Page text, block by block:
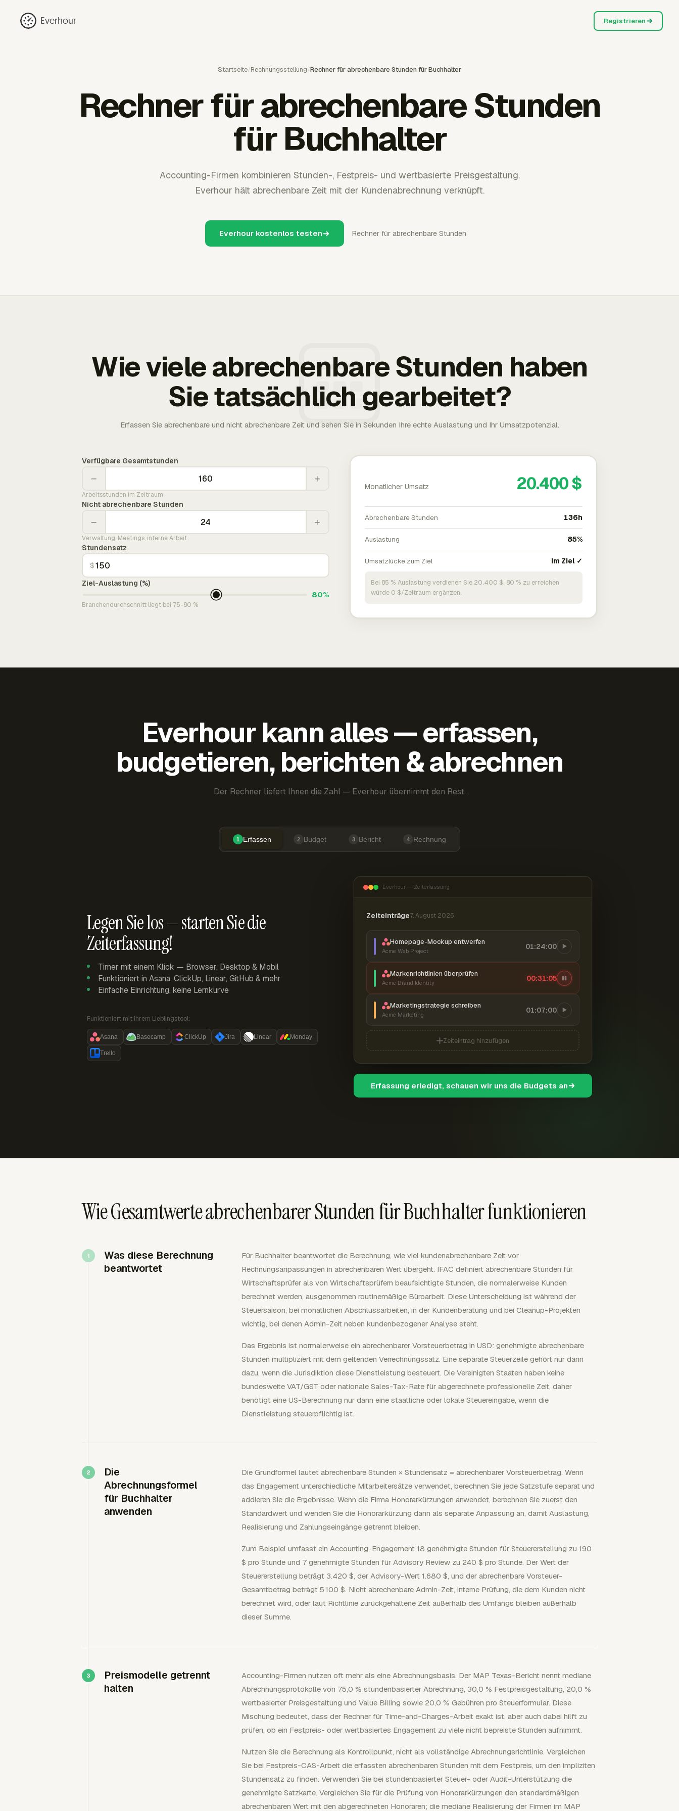
Everhour Registrieren
Startseite/Rechnungsstellung/Rechner für abrechenbare Stunden für Buchhalter
Rechner für abrechenbare Stunden
für Buchhalter
Accounting-Firmen kombinieren Stunden-, Festpreis- und wertbasierte Preisgestaltung.
Everhour hält abrechenbare Zeit mit der Kundenabrechnung verknüpft.
Everhour kostenlos testen Rechner für abrechenbare Stunden
Wie viele abrechenbare Stunden haben
Sie tatsächlich gearbeitet?
Erfassen Sie abrechenbare und nicht abrechenbare Zeit und sehen Sie in Sekunden Ihre echte Auslastung und Ihr Umsatzpotenzial.
Verfügbare Gesamtstunden
− +
Arbeitsstunden im Zeitraum
Nicht abrechenbare Stunden
− +
Verwaltung, Meetings, interne Arbeit
Stundensatz
$
Ziel-Auslastung (%)
80%
Branchendurchschnitt liegt bei 75-80 %
Monatlicher Umsatz 20.400 $
Abrechenbare Stunden 136h
Auslastung 85%
Umsatzlücke zum Ziel Im Ziel ✓
Bei 85 % Auslastung verdienen Sie 20.400 $. 80 % zu erreichen
würde 0 $/Zeitraum ergänzen.
Everhour kann alles — erfassen,
budgetieren, berichten & abrechnen
Der Rechner liefert Ihnen die Zahl — Everhour übernimmt den Rest.
1 Erfassen 2 Budget 3 Bericht 4 Rechnung
Legen Sie los — starten Sie die
Zeiterfassung!
Timer mit einem Klick — Browser, Desktop & Mobil
Funktioniert in Asana, ClickUp, Linear, GitHub & mehr
Einfache Einrichtung, keine Lernkurve
Funktioniert mit Ihrem Lieblingstool:
Asana Basecamp ClickUp Jira Linear Monday
Trello
Everhour — Zeiterfassung
Zeiteinträge7. August 2026
Homepage-Mockup entwerfen
Acme Web Project
01:24:00
Markenrichtlinien überprüfen
Acme Brand Identity
00:31:06
Marketingstrategie schreiben
Acme Marketing
01:07:00
Zeiteintrag hinzufügen
Erfassung erledigt, schauen wir uns die Budgets an
Wie Gesamtwerte abrechenbarer Stunden für Buchhalter funktionieren
Was diese Berechnung
beantwortet
Für Buchhalter beantwortet die Berechnung, wie viel kundenabrechenbare Zeit vor
Rechnungsanpassungen in abrechenbaren Wert übergeht. IFAC definiert abrechenbare Stunden für
Wirtschaftsprüfer als von Wirtschaftsprüfern beaufsichtigte Stunden, die normalerweise Kunden
berechnet werden, ausgenommen routinemäßige Büroarbeit. Diese Unterscheidung ist während der
Steuersaison, bei monatlichen Abschlussarbeiten, in der Kundenberatung und bei Cleanup-Projekten
wichtig, bei denen Admin-Zeit neben kundenbezogener Analyse steht.
Das Ergebnis ist normalerweise ein abrechenbarer Vorsteuerbetrag in USD: genehmigte abrechenbare
Stunden multipliziert mit dem geltenden Verrechnungssatz. Eine separate Steuerzeile gehört nur dann
dazu, wenn die Jurisdiktion diese Dienstleistung besteuert. Die Vereinigten Staaten haben keine
bundesweite VAT/GST oder nationale Sales-Tax-Rate für abgerechnete professionelle Zeit, daher
benötigt eine US-Berechnung nur dann eine staatliche oder lokale Steuereingabe, wenn die
Dienstleistung steuerpflichtig ist.
Die
Abrechnungsformel
für Buchhalter
anwenden
Die Grundformel lautet abrechenbare Stunden × Stundensatz = abrechenbarer Vorsteuerbetrag. Wenn
das Engagement unterschiedliche Mitarbeitersätze verwendet, berechnen Sie jede Satzstufe separat und
addieren Sie die Ergebnisse. Wenn die Firma Honorarkürzungen anwendet, berechnen Sie zuerst den
Standardwert und wenden Sie die Honorarkürzung dann als separate Anpassung an, damit Auslastung,
Realisierung und Zahlungseingänge getrennt bleiben.
Zum Beispiel umfasst ein Accounting-Engagement 18 genehmigte Stunden für Steuererstellung zu 190
$ pro Stunde und 7 genehmigte Stunden für Advisory Review zu 240 $ pro Stunde. Der Wert der
Steuererstellung beträgt 3.420 $, der Advisory-Wert 1.680 $, und der abrechenbare Vorsteuer-
Gesamtbetrag beträgt 5.100 $. Nicht abrechenbare Admin-Zeit, interne Prüfung, die dem Kunden nicht
berechnet wird, oder laut Richtlinie zurückgehaltene Zeit außerhalb des Umfangs bleiben außerhalb
dieser Summe.
Preismodelle getrennt
halten
Accounting-Firmen nutzen oft mehr als eine Abrechnungsbasis. Der MAP Texas-Bericht nennt mediane
Abrechnungsprotokolle von 75,0 % stundenbasierter Abrechnung, 30,0 % Festpreisgestaltung, 20,0 %
wertbasierter Preisgestaltung und Value Billing sowie 20,0 % Gebühren pro Steuerformular. Diese
Mischung bedeutet, dass der Rechner für Time-and-Charges-Arbeit exakt ist, aber auch dabei hilft zu
prüfen, ob ein Festpreis- oder wertbasiertes Engagement zu viele nicht bepreiste Stunden aufnimmt.
Nutzen Sie die Berechnung als Kontrollpunkt, nicht als vollständige Abrechnungsrichtlinie. Vergleichen
Sie bei Festpreis-CAS-Arbeit die erfassten abrechenbaren Stunden mit dem Festpreis, um den impliziten
Stundensatz zu finden. Verwenden Sie bei stundenbasierter Steuer- oder Audit-Unterstützung die
genehmigte Satzkarte. Vergleichen Sie für die Prüfung von Honorarkürzungen den standardmäßigen
abrechenbaren Wert mit den abgerechneten Honoraren; die mediane Realisierung der Firmen im MAP